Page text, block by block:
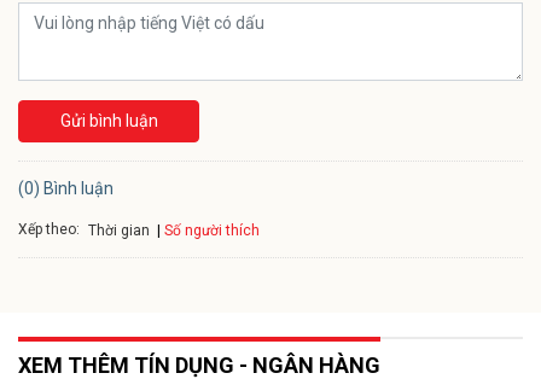
Gửi bình luận
(0) Bình luận
Xếp theo: Thời gian Số người thích
XEM THÊM TÍN DỤNG - NGÂN HÀNG